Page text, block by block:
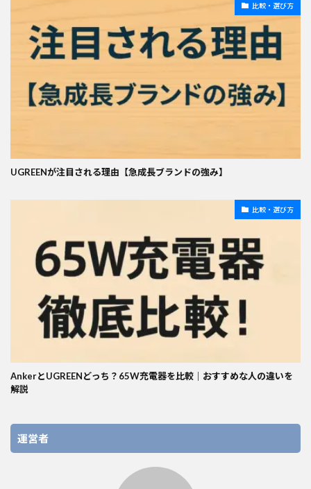
比較・選び方
UGREENが注目される理由【急成長ブランドの強み】
比較・選び方
AnkerとUGREENどっち？65W充電器を比較｜おすすめな人の違いを
解説
運営者